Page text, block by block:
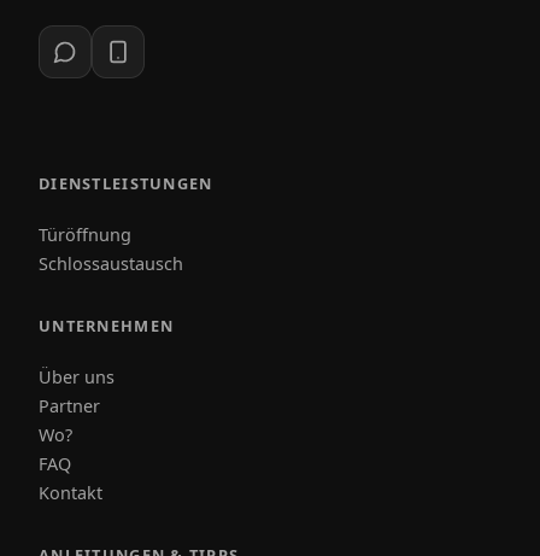
DIENSTLEISTUNGEN
Türöffnung
Schlossaustausch
UNTERNEHMEN
Über uns
Partner
Wo?
FAQ
Kontakt